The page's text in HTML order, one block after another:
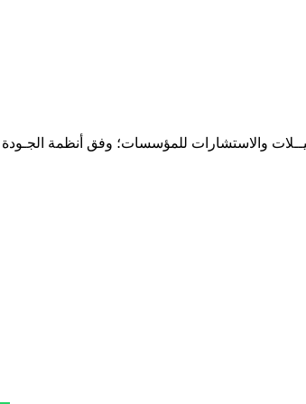
والاستشارات للمؤسسات؛ وفق أنظمة